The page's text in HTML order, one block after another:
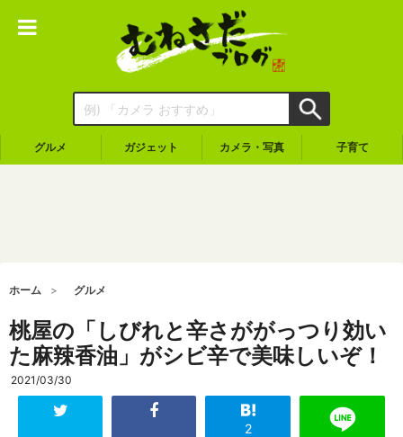
グルメ ガジェット カメラ・写真 子育て
ホーム グルメ
桃屋の「しびれと辛さががっつり効い
た麻辣香油」がシビ辛で美味しいぞ！
2021/03/30
2